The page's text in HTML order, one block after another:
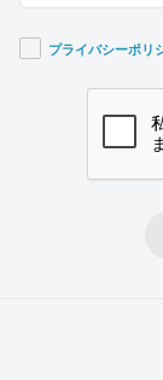
プライバシーポリ